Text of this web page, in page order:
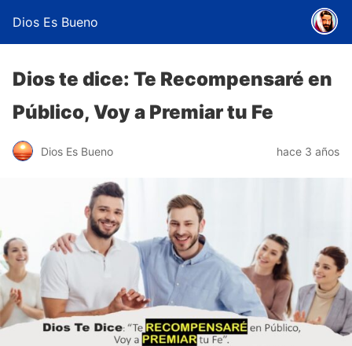
Dios Es Bueno
Dios te dice: Te Recompensaré en
Público, Voy a Premiar tu Fe
Dios Es Bueno hace 3 años